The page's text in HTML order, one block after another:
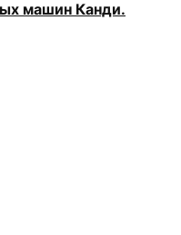
машин Канди.